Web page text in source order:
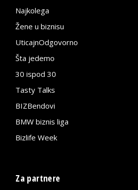
Najkolega
Žene u biznisu
UticajnOdgovorno
Šta jedemo
30 ispod 30
Tasty Talks
BIZBendovi
BMW biznis liga
Bizlife Week
Za partnere